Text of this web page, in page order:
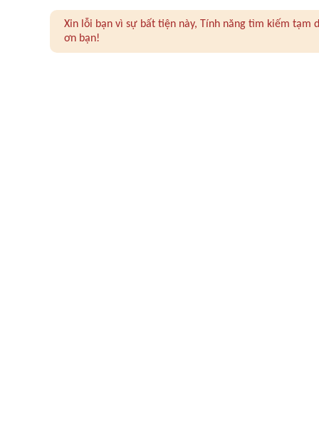
Xin lỗi bạn vì sự bất tiện này, Tính năng tìm kiếm
ơn bạn!